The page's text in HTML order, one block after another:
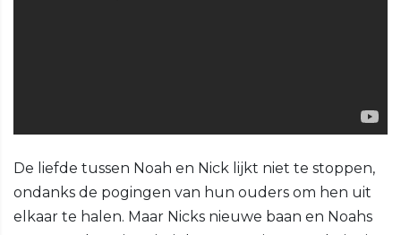
De liefde tussen Noah en Nick lijkt niet te stoppen,
ondanks de pogingen van hun ouders om hen uit
elkaar te halen. Maar Nicks nieuwe baan en Noahs